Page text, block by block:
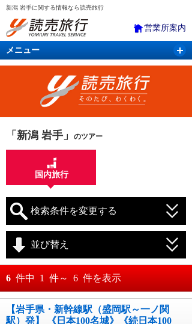
新潟 岩手に関する情報なら読売旅行
営業所案内
メニュー
国内旅行 バスツアー 海外旅行
「新潟 岩手」 のツアー
国内旅行
検索条件を変更する
月 日～
並び替え
おすすめ順
料金が安い順
6 件中 1 件～ 6 件を表示
【岩手県・新幹線駅（盛岡駅～一ノ関
駅）発】 《日本100名城》《続日本100